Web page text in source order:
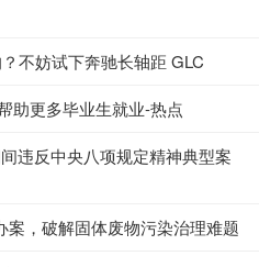
不妨试下奔驰长轴距 GLC
助更多毕业生就业-热点
违反中央八项规定精神典型案
，破解固体废物污染治理难题